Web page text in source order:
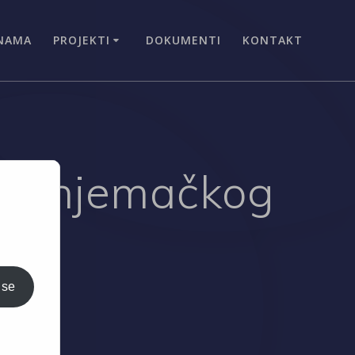
PROJEKTI DOKUMENTI KONTAKT
njemačkog